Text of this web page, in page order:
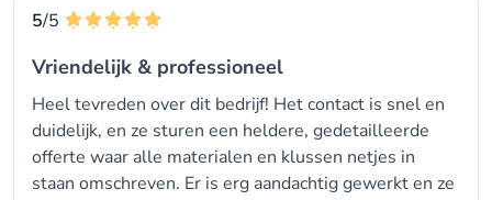
5/5
Vriendelijk & professioneel
Heel tevreden over dit bedrijf! Het contact is snel en
duidelijk, en ze sturen een heldere, gedetailleerde
offerte waar alle materialen en klussen netjes in
staan omschreven. Er is erg aandachtig gewerkt en ze